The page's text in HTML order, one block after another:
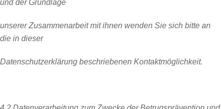
und der Grundlage
unserer Zusammenarbeit mit ihnen wenden Sie sich bitte an
die in dieser
Datenschutzerklärung beschriebenen Kontaktmöglichkeit.